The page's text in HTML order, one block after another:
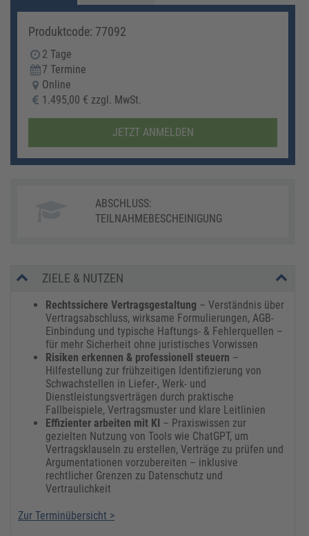
Produktcode: 77092
2 Tage
7 Termine
Online
1.495,00 € zzgl. MwSt.
JETZT ANMELDEN
ABSCHLUSS:
TEILNAHMEBESCHEINIGUNG
ZIELE & NUTZEN
Rechtssichere Vertragsgestaltung – Verständnis über
Vertragsabschluss, wirksame Formulierungen, AGB-
Einbindung und typische Haftungs- & Fehlerquellen –
für mehr Sicherheit ohne juristisches Vorwissen
Risiken erkennen & professionell steuern –
Hilfestellung zur frühzeitigen Identifizierung von
Schwachstellen in Liefer-, Werk- und
Dienstleistungsverträgen durch praktische
Fallbeispiele, Vertragsmuster und klare Leitlinien
Effizienter arbeiten mit KI – Praxiswissen zur
gezielten Nutzung von Tools wie ChatGPT, um
Vertragsklauseln zu erstellen, Verträge zu prüfen und
Argumentationen vorzubereiten – inklusive
rechtlicher Grenzen zu Datenschutz und
Vertraulichkeit
Zur Terminübersicht >